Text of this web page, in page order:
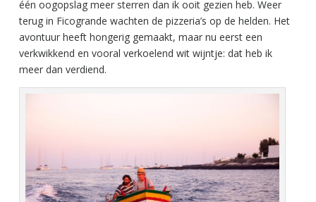
één oogopslag meer sterren dan ik ooit gezien heb. Weer
terug in Ficogrande wachten de pizzeria’s op de helden. Het
avontuur heeft hongerig gemaakt, maar nu eerst een
verkwikkend en vooral verkoelend wit wijntje: dat heb ik
meer dan verdiend.